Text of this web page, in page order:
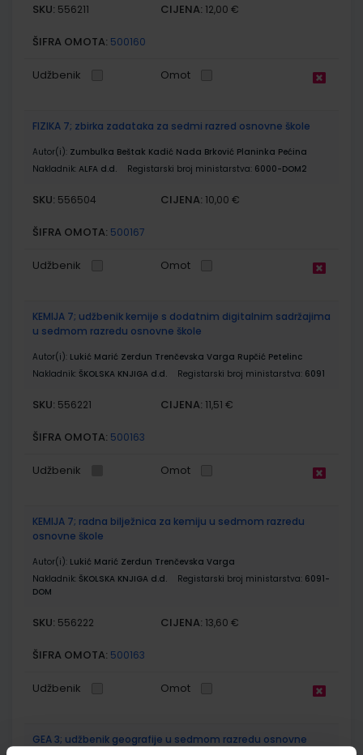
SKU: 556211 CIJENA: 12,00 €
ŠIFRA OMOTA: 500160
Udžbenik Omot
FIZIKA 7; zbirka zadataka za sedmi razred osnovne škole
Autor(i): Zumbulka Beštak Kadić Nada Brković Planinka Pećina
Nakladnik: ALFA d.d. Registarski broj ministarstva: 6000-DOM2
SKU: 556504 CIJENA: 10,00 €
ŠIFRA OMOTA: 500167
Udžbenik Omot
KEMIJA 7; udžbenik kemije s dodatnim digitalnim sadržajima
u sedmom razredu osnovne škole
Autor(i): Lukić Marić Zerdun Trenčevska Varga Rupčić Petelinc
Nakladnik: ŠKOLSKA KNJIGA d.d. Registarski broj ministarstva: 6091
SKU: 556221 CIJENA: 11,51 €
ŠIFRA OMOTA: 500163
Udžbenik Omot
KEMIJA 7; radna bilježnica za kemiju u sedmom razredu
osnovne škole
Autor(i): Lukić Marić Zerdun Trenčevska Varga
Nakladnik: ŠKOLSKA KNJIGA d.d. Registarski broj ministarstva: 6091-
DOM
SKU: 556222 CIJENA: 13,60 €
ŠIFRA OMOTA: 500163
Udžbenik Omot
GEA 3; udžbenik geografije u sedmom razredu osnovne